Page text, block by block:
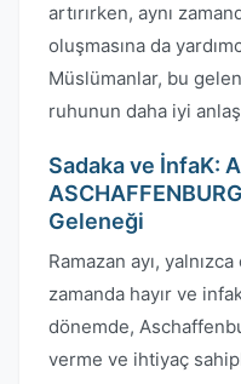
artırırken, aynı
oluşmasına da
Müslümanlar, bu
ruhunun daha iyi
Sadaka ve İnfaK:
Geleneği
Ramazan ayı,
zamanda hayır ve
dönemde,
verme ve ihtiyaç